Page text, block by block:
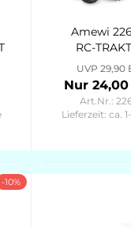
Amewi
RC-
MIT
1:24 RTR
UVP 29,90
Nur 24,00
Art.Nr.:
Lieferzeit:ca.
-10%